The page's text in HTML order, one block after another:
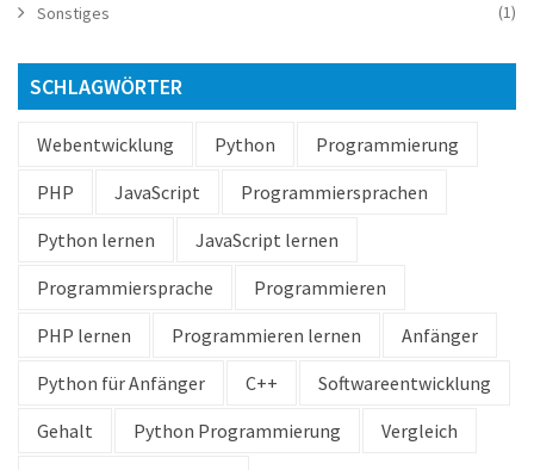
Sonstiges (1)
SCHLAGWÖRTER
Webentwicklung Python
Programmierung
PHP
JavaScript
Programmiersprachen
Python lernen
JavaScript lernen
Programmiersprache
Programmieren
PHP lernen
Programmieren lernen
Anfänger
Python für Anfänger
C++
Softwareentwicklung
Gehalt
Python Programmierung
Vergleich